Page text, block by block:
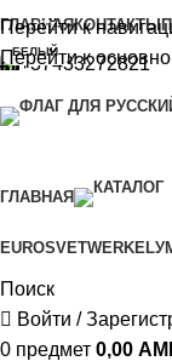
Перейти к
Перейти к
ГЛАВНАЯКОНТАКТЫ
+37433272821
ГЛАВНАЯ
EUROSVETWERKEL
Поиск
Войти /
0 предмет 0,00
-30%
БЕЛЫЙ